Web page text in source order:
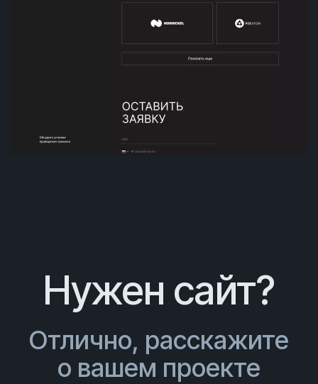
Нужен сайт?
Отлично, расскажите
о вашем проекте